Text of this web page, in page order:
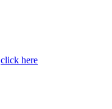
click here